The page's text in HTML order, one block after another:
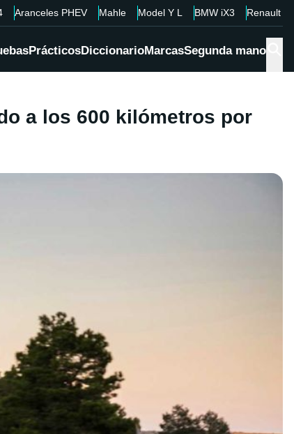
Aranceles PHEV Mahle Model Y L BMW iX3 Renault
PrácticosDiccionarioMarcasSegunda mano
a los 600 kilómetros por